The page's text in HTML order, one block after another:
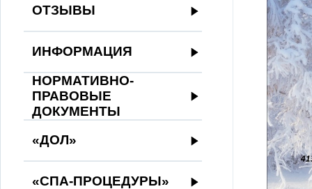
ОТЗЫВЫ
ИНФОРМАЦИЯ
НОРМАТИВНО-
ПРАВОВЫЕ
ДОКУМЕНТЫ
«ДОЛ»
«СПА-ПРОЦЕДУРЫ»